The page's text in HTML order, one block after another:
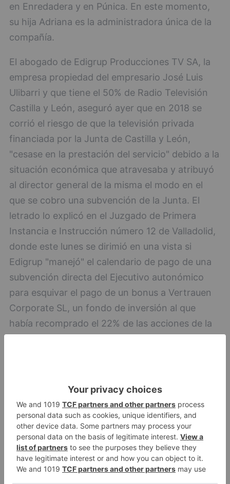
en Enredadera y en Púnica. En este momento,
su hija Adriana es la administradora única de la
compañía.
El abogado de Edigrup Producciones TV SA, la
empresa propiedad del empresario José Luis
Ulibarri y que tiene el 50% de Radio Televisión
Castilla y León, aseguró ayer que en 2018 se
corrió el riesgo de que la televisión privada
financiada por la Junta de Castilla y León,
"cesase en la prestación del servicio" debido a la
situación económica que atravesaba y atribuyó
al director general de la misma el modo en el
que se cobro una subvención de la Junta. El
letrado lo explicó en el Juzgado de Primera
Instancia e Instrucción número 12 de Valladolid,
donde este lunes se dirimió en una vista si
Edigrup "manejó" el calendario de pago de una
subvención directa del Ejecutivo autonómico
para esquivar el pago de un bonus a Vertrauen
Corporate SL, un fondo de inversión al que
había recomprado el 22% de las acciones de la
Castilla y León, Edigrup consiguió que se le
pagasen 27.600.000 euros comprometidos para
resarcirla de los gastos ocasionados por las
cantidades soportadas en concepto de IVA
(23.895.000), en cinco anualidades, cuando
anteriormente todas las subvenciones se habían